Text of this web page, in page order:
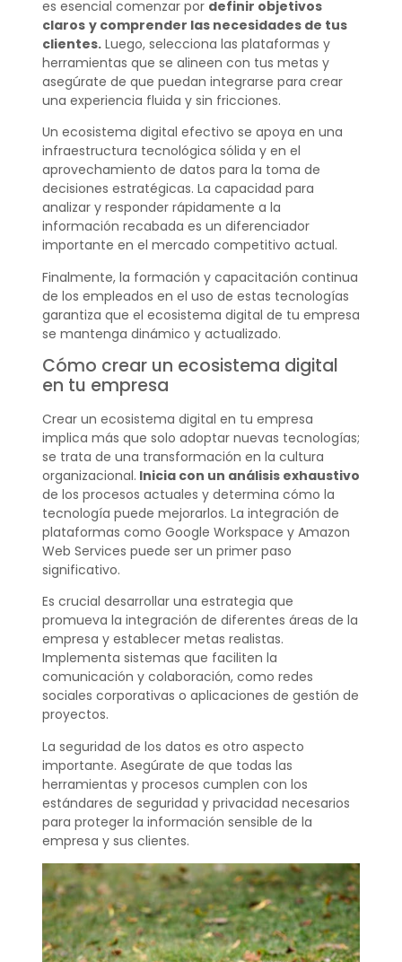
es esencial comenzar por definir objetivos
claros y comprender las necesidades de tus
clientes.Luego, selecciona las plataformas y
herramientas que se alineen con tus metas y
asegúrate de que puedan integrarse para crear
una experiencia fluida y sin fricciones.
Un ecosistema digital efectivo se apoya en una
infraestructura tecnológica sólida y en el
aprovechamiento de datos para la toma de
decisiones estratégicas. La capacidad para
analizar y responder rápidamente a la
información recabada es un diferenciador
importante en el mercado competitivo actual.
Finalmente, la formación y capacitación continua
de los empleados en el uso de estas tecnologías
garantiza que el ecosistema digital de tu empresa
se mantenga dinámico y actualizado.
Cómo crear un ecosistema digital
en tu empresa
Crear un ecosistema digital en tu empresa
implica más que solo adoptar nuevas tecnologías;
se trata de una transformación en la cultura
organizacional. Inicia con un análisis exhaustivo
de los procesos actuales y determina cómo la
tecnología puede mejorarlos. La integración de
plataformas como Google Workspace y Amazon
Web Services puede ser un primer paso
significativo.
Es crucial desarrollar una estrategia que
promueva la integración de diferentes áreas de la
empresa y establecer metas realistas.
Implementa sistemas que faciliten la
comunicación y colaboración, como redes
sociales corporativas o aplicaciones de gestión de
proyectos.
La seguridad de los datos es otro aspecto
importante. Asegúrate de que todas las
herramientas y procesos cumplen con los
estándares de seguridad y privacidad necesarios
para proteger la información sensible de la
empresa y sus clientes.